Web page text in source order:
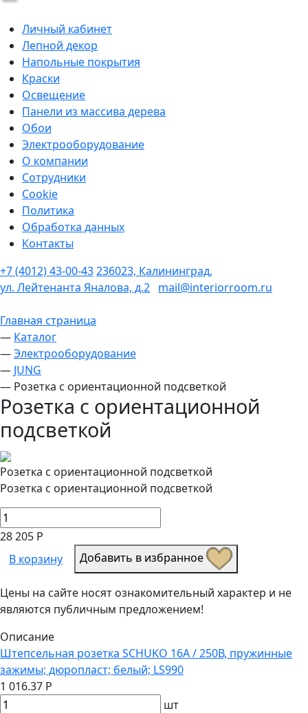
Личный кабинет
Лепной декор
Напольные покрытия
Краски
Освещение
Панели из массива дерева
Обои
Электрооборудование
О компании
Сотрудники
Cookie
Политика
Обработка данных
Контакты
+7 (4012) 43-00-43236023, Калининград,
ул. Лейтенанта Яналова, д.2 mail@interiorroom.ru
Главная страница
— Каталог
—Электрооборудование
— JUNG
— Розетка с ориентационной подсветкой
Розетка с ориентационной
подсветкой
Розетка с ориентационной подсветкой
Розетка с ориентационной подсветкой
28 205 Р
В корзину
Добавить в избранное
Цены на сайте носят ознакомительный характер и не
являются публичным предложением!
Описание
Штепсельная розетка SCHUKO 16А / 250В, пружинные
зажимы; дюропласт; белый; LS990
1 016.37 Р
шт